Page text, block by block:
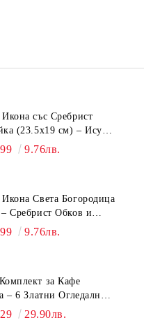
със Сребрист
(23.5х19 см) – Исус
Георги, Св. Николай
9.76лв.
Света Богородица
Сребрист Обков и
см, 6 Модела)
9.76лв.
за Кафе
– 6 Златни Огледални
Отражение и
29.90лв.